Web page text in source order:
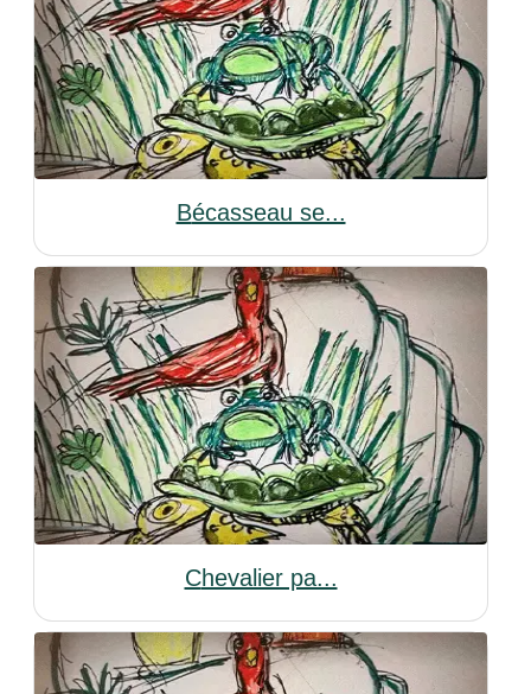
Bécasseau se...
Chevalier pa...